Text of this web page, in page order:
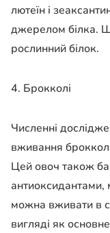
лютеїн і
джерелом білка.
рослинний білок.
4. Брокколі
Численні
вживання
Цей овоч також
антиоксидантами,
можна вживати в
вигляді як